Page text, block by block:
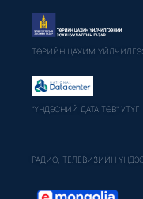
ТӨРИЙН ЦАХИМ
"ҮНДЭСНИЙ ДАТА ТӨВ" УТҮГ
РАДИО, ТЕЛЕВИЗИЙН